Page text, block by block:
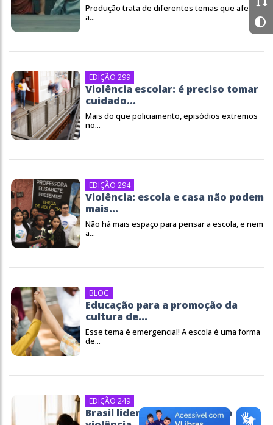
Produção trata de diferentes temas que afetam
a...
EDIÇÃO 299
Violência escolar: é preciso tomar
cuidado...
Mais do que policiamento, episódios extremos
no...
EDIÇÃO 294
Violência: escola e casa não podem
mais...
Não há mais espaço para pensar a escola, e nem
a...
BLOG
Educação para a promoção da
cultura de...
Esse tema é emergencial! A escola é uma forma
de...
EDIÇÃO 249
Brasil lidera ranking de risco de